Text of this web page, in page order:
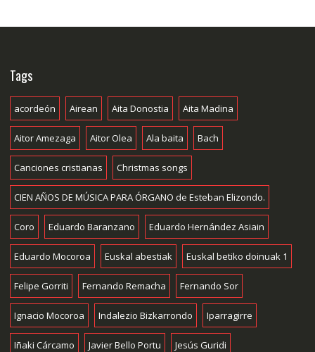
Tags
acordeón Airean Aita Donostia Aita Madina
Aitor Amezaga Aitor Olea Ala baita Bach
Canciones cristianas Christmas songs
CIEN AÑOS DE MÚSICA PARA ÓRGANO de Esteban Elizondo.
Coro Eduardo Baranzano Eduardo Hernández Asiain
Eduardo Mocoroa Euskal abestiak Euskal betiko doinuak 1
Felipe Gorriti Fernando Remacha Fernando Sor
Ignacio Mocoroa Indalezio Bizkarrondo Iparragirre
Iñaki Cárcamo Javier Bello Portu Jesús Guridi